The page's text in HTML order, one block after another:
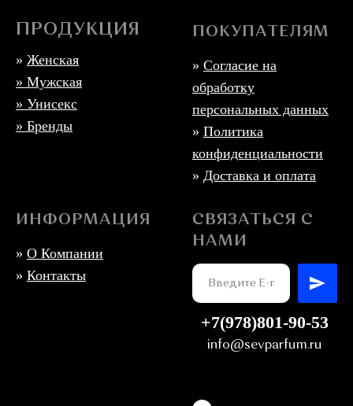
ПРОДУКЦИЯ
» Женская
» Мужская
» Унисекс
» Бренды
ПОКУПАТЕЛЯМ
» Согласие на
обработку
персональных данных
» Политика
конфиденциальности
» Доставка и оплата
ИНФОРМАЦИЯ
» О Компании
» Контакты
СВЯЗАТЬСЯ С
НАМИ
+7(978)801-90-53
info@sevparfum.ru